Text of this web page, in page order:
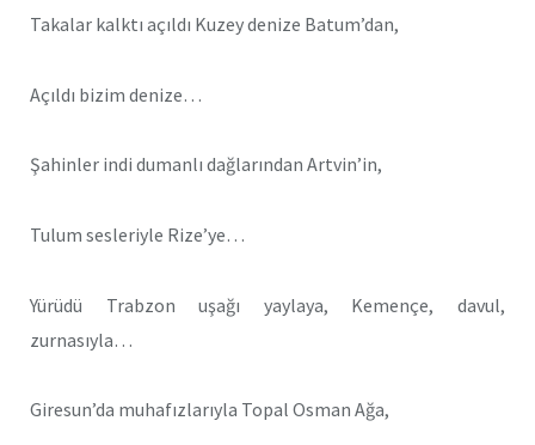
Takalar kalktı açıldı Kuzey denize Batum’dan,
Açıldı bizim denize…
Şahinler indi dumanlı dağlarından Artvin’in,
Tulum sesleriyle Rize’ye…
Yürüdü Trabzon uşağı yaylaya, Kemençe, davul,
zurnasıyla…
Giresun’da muhafızlarıyla Topal Osman Ağa,